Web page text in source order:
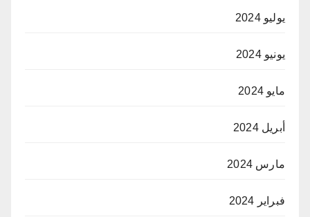
يوليو 2024
يونيو 2024
مايو 2024
أبريل 2024
مارس 2024
فبراير 2024